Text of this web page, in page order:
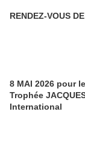
RENDEZ-VOUS
8 MAI 2026 pour
Trophée
International